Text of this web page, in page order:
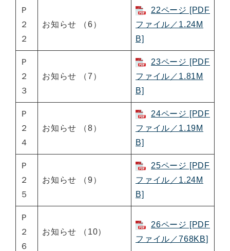
Ｐ
２
２
お知らせ （6）
22ページ [PDF
ファイル／1.24M
B]
Ｐ
２
３
お知らせ （7）
23ページ [PDF
ファイル／1.81M
B]
Ｐ
２
４
お知らせ （8）
24ページ [PDF
ファイル／1.19M
B]
Ｐ
２
５
お知らせ （9）
25ページ [PDF
ファイル／1.24M
B]
Ｐ
２
６
お知らせ （10）
26ページ [PDF
ファイル／768KB]